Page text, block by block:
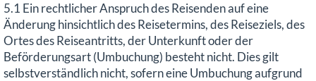
5.1 Ein rechtlicher Anspruch des Reisenden auf eine
Änderung hinsichtlich des Reisetermins, des Reiseziels, des
Ortes des Reiseantritts, der Unterkunft oder der
Beförderungsart (Umbuchung) besteht nicht. Dies gilt
selbstverständlich nicht, sofern eine Umbuchung aufgrund